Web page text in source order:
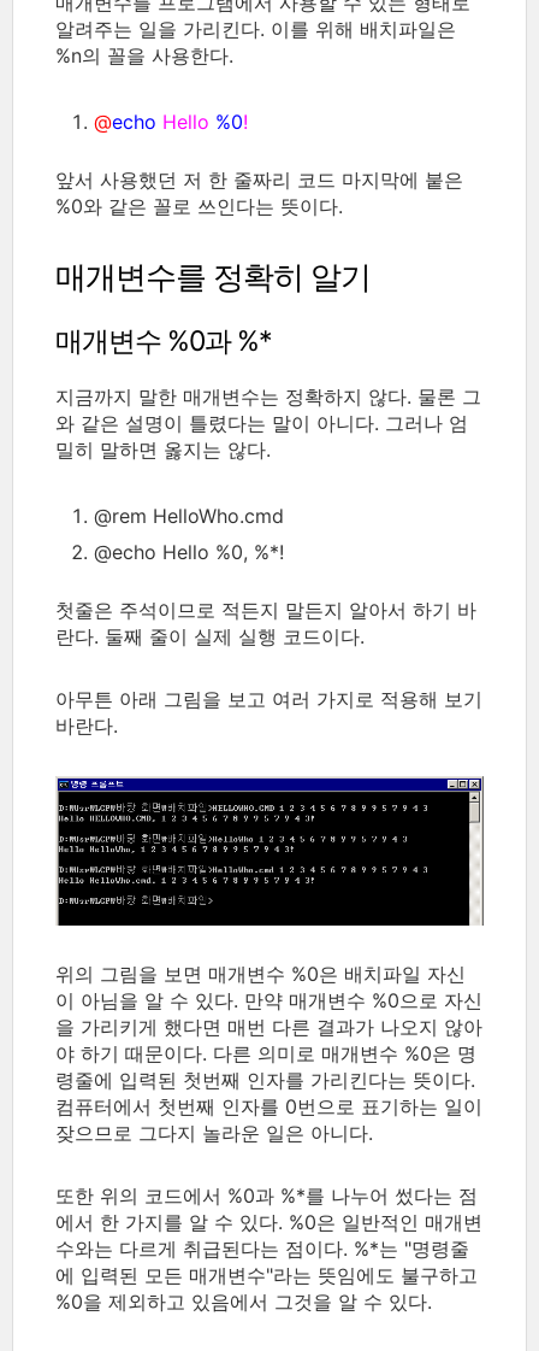
알려주는 일을 가리킨다. 이를 위해 배치파일은
%n의 꼴을 사용한다.
@echo Hello %0!
앞서 사용했던 저 한 줄짜리 코드 마지막에 붙은
%0와 같은 꼴로 쓰인다는 뜻이다.
매개변수를 정확히 알기
매개변수 %0과 %*
지금까지 말한 매개변수는 정확하지 않다. 물론 그
와 같은 설명이 틀렸다는 말이 아니다. 그러나 엄
밀히 말하면 옳지는 않다.
@rem HelloWho.cmd
@echo Hello %0, %*!
첫줄은 주석이므로 적든지 말든지 알아서 하기 바
란다. 둘째 줄이 실제 실행 코드이다.
아무튼 아래 그림을 보고 여러 가지로 적용해 보기
바란다.
위의 그림을 보면 매개변수 %0은 배치파일 자신
이 아님을 알 수 있다. 만약 매개변수 %0으로 자신
을 가리키게 했다면 매번 다른 결과가 나오지 않아
야 하기 때문이다. 다른 의미로 매개변수 %0은 명
령줄에 입력된 첫번째 인자를 가리킨다는 뜻이다.
컴퓨터에서 첫번째 인자를 0번으로 표기하는 일이
잦으므로 그다지 놀라운 일은 아니다.
또한 위의 코드에서 %0과 %*를 나누어 썼다는 점
에서 한 가지를 알 수 있다. %0은 일반적인 매개변
수와는 다르게 취급된다는 점이다. %*는 "명령줄
에 입력된 모든 매개변수"라는 뜻임에도 불구하고
%0을 제외하고 있음에서 그것을 알 수 있다.